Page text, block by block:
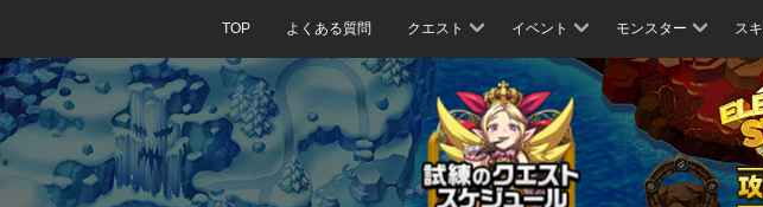
TOP よくある質問 クエスト イベント モンスター ス